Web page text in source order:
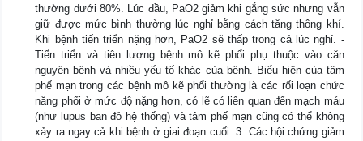
thường dưới 80%. Lúc đầu, PaO2 giảm khi gắng sức nhưng vẫn
giữ được mức bình thường lúc nghỉ bằng cách tăng thông khí.
Khi bệnh tiến triển nặng hơn, PaO2 sẽ thấp trong cả lúc nghỉ. -
Tiến triển và tiên lượng bệnh mô kẽ phổi phụ thuộc vào căn
nguyên bệnh và nhiều yếu tố khác của bệnh. Biểu hiện của tâm
phế mạn trong các bệnh mô kẽ phổi thường là các rối loạn chức
năng phổi ở mức độ nặng hơn, có lẽ có liên quan đến mạch máu
(như lupus ban đỏ hệ thống) và tâm phế mạn cũng có thể không
xảy ra ngay cả khi bệnh ở giai đoạn cuối. 3. Các hội chứng giảm